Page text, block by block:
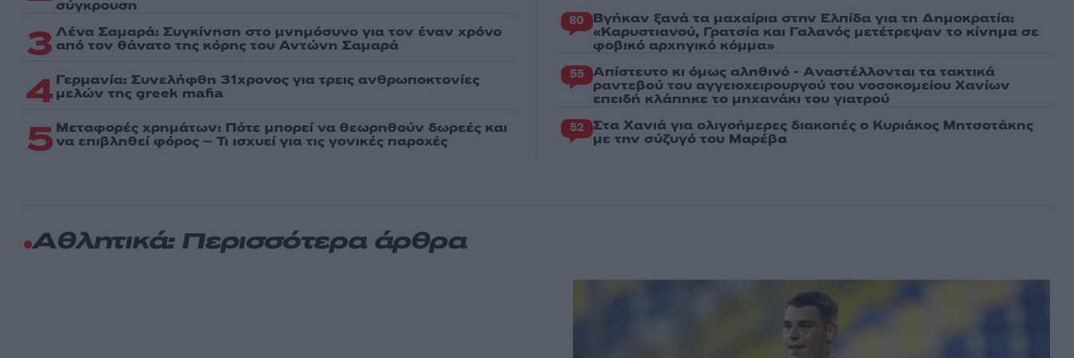
σύγκρουση
3 Λένα Σαμαρά: Συγκίνηση στο μνημόσυνο για τον έναν χρόνο
από τον θάνατο της κόρης του Αντώνη Σαμαρά
4 Γερμανία: Συνελήφθη 31χρονος για τρεις ανθρωποκτονίες
μελών της greek mafia
5 Μεταφορές χρημάτων: Πότε μπορεί να θεωρηθούν δωρεές και
να επιβληθεί φόρος – Τι ισχυεί για τις γονικές παροχές
80 Βγήκαν ξανά τα μαχαίρια στην Ελπίδα για τη Δημοκρατία:
«Καρυστιανού, Γρατσία και Γαλανός μετέτρεψαν το κίνημα σε
φοβικό αρχηγικό κόμμα»
55 Απίστευτο κι όμως αληθινό - Aναστέλλονται τα τακτικά
ραντεβού του αγγειοχειρουργού του νοσοκομείου Χανίων
επειδή κλάπηκε το μηχανάκι του γιατρού
52 Στα Χανιά για ολιγοήμερες διακοπές ο Κυριάκος Μητσοτάκης
με την σύζυγό του Μαρέβα
Αθλητικά: Περισσότερα άρθρα